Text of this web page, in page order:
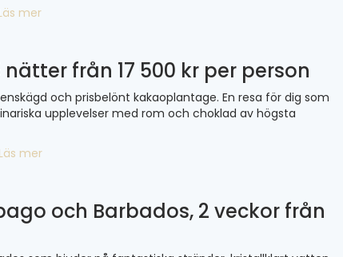
mer
från 17 500 kr per person
och prisbelönt kakaoplantage. En resa för dig som
upplevelser med rom och choklad av högsta
Läs mer
och Barbados, 2 veckor från